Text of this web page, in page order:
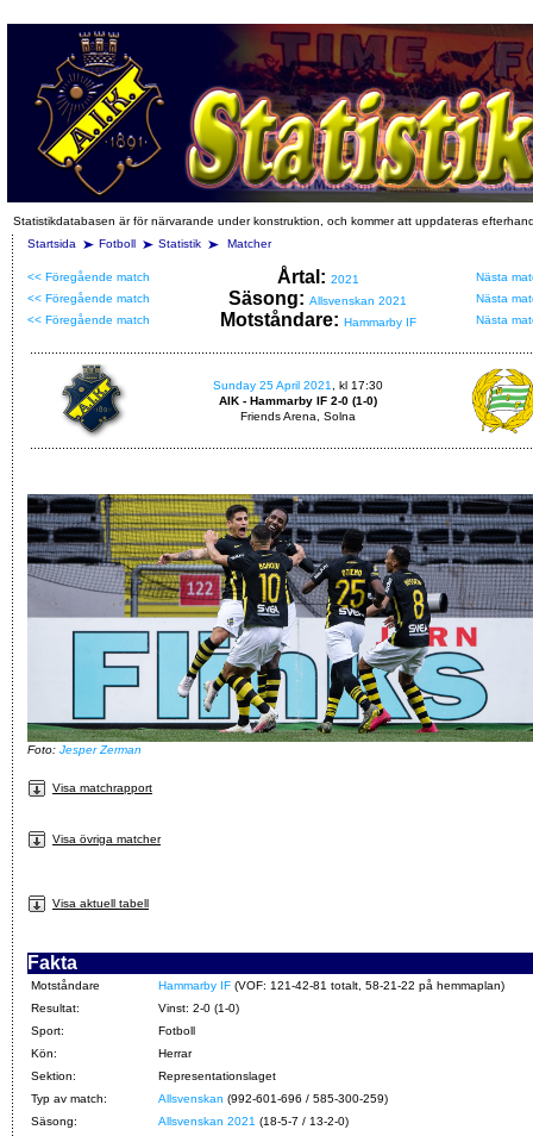
Statistikdatabasen är för närvarande under konstruktion, och kommer att uppdateras
Startsida
Fotboll Statistik Matcher
<< Föregående match Årtal: 2021
Nästa
<< Föregående match
Säsong: Allsvenskan 2021
Nästa
<< Föregående match
Motståndare: Hammarby IF Nästa
Sunday 25 April 2021
, kl 17:30
AIK - Hammarby IF 2-0 (1-0)
Friends Arena, Solna
Foto: Jesper Zerman
Visa matchrapport
Visa övriga matcher
Visa aktuell tabell
Fakta
Motståndare Hammarby IF (VOF: 121-42-81 totalt, 58-21-22 på hemmaplan)
Resultat:
Vinst: 2-0 (1-0)
Sport:
Fotboll
Kön:
Herrar
Sektion:
Representationslaget
Typ av match:
Allsvenskan (992-601-696 / 585-300-259)
Säsong:
Allsvenskan 2021 (18-5-7 / 13-2-0)